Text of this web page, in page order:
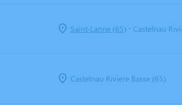
Saint-Lanne (65)- Castelnau
Castelnau Riviere Basse (65)